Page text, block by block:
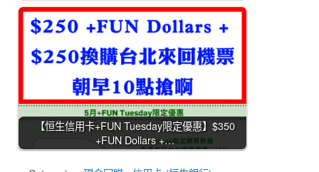
【恒生信用卡+FUN Tuesday限定優惠】$350
+FUN Dollars +…